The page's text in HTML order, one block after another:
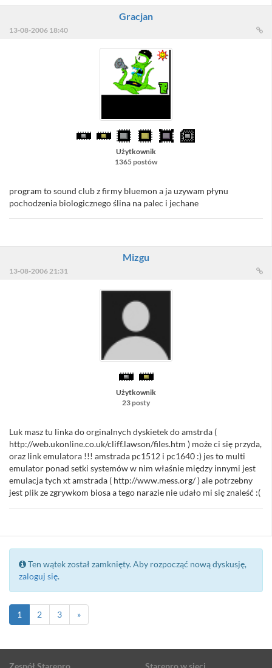
Gracjan
13-08-2006 18:40
Użytkownik
1365 postów
program to sound club z firmy bluemon a ja uzywam płynu
pochodzenia biologicznego ślina na palec i jechane
Mizgu
13-08-2006 21:31
Użytkownik
23 posty
Luk masz tu linka do orginalnych dyskietek do amstrda (
http://web.ukonline.co.uk/cliff.lawson/files.htm ) może ci się przyda,
oraz link emulatora !!! amstrada pc1512 i pc1640 :) jes to multi
emulator ponad setki systemów w nim właśnie między innymi jest
emulacja tych xt amstrada ( http://www.mess.org/ ) ale potrzebny
jest plik ze zgrywkom biosa a tego narazie nie udało mi się znaleść :(
Ten wątek został zamknięty. Aby rozpocząć nową dyskusję,
zaloguj się.
1 2 3 »
Zespół Starepro Starepro w sieci